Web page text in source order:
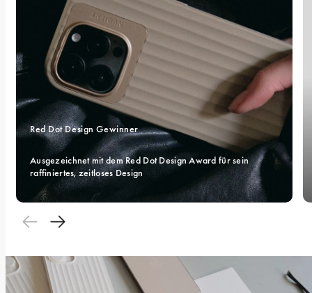
Red Dot Design Gewinner
Ausgezeichnet mit dem Red Dot Design Award für sein
raffiniertes, zeitloses Design